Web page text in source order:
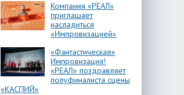
Компания «РЕАЛ»
приглашает
насладиться
«Импровизацией»
«Фантастическая»
Импровизация!
«РЕАЛ» поздравляет
полуфиналиста сцены
«КАСПИЙ»